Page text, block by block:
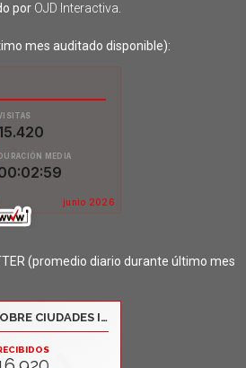
por OJD Interactiva
mes auditado disponible):
(promedio diario durante último mes